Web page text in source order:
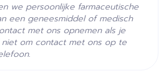
we persoonlijke farmaceutische
een geneesmiddel of medisch
met ons opnemen als je
niet om contact met ons op te